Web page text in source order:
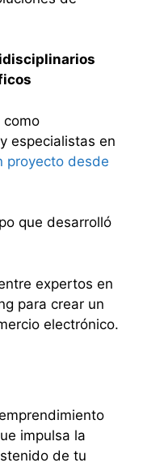
como
especialistas en
proyecto desde
que desarrolló
expertos en
para crear un
electrónico.
impulsa la
de tu